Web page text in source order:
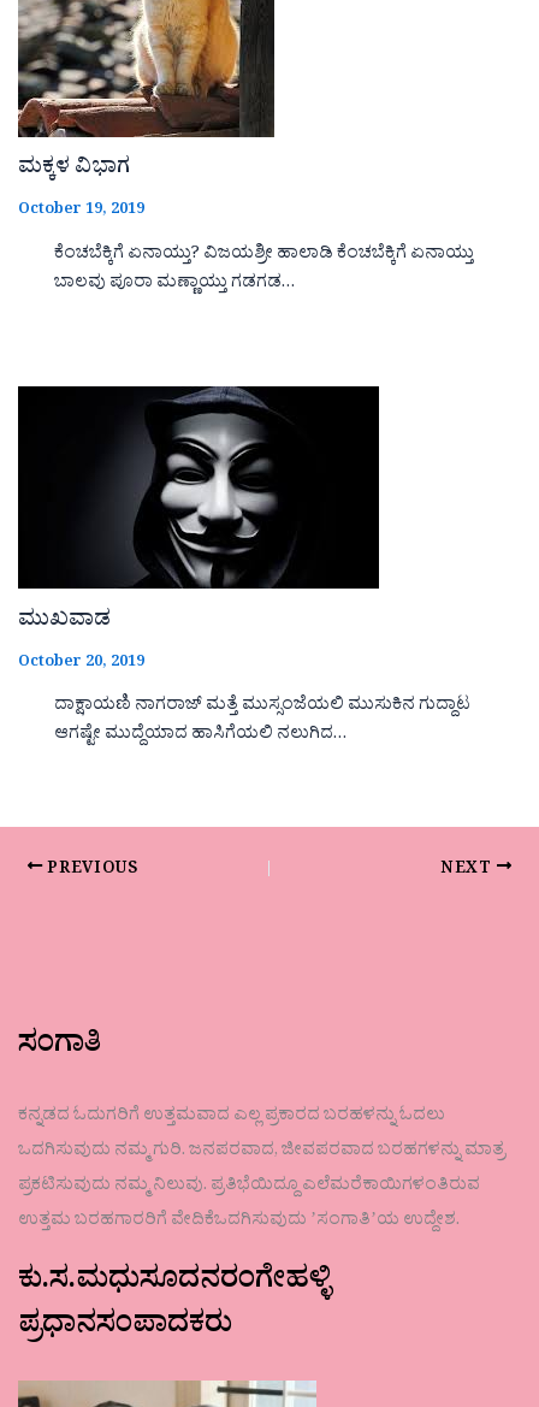
ಮಕ್ಕಳ ವಿಭಾಗ
October 19, 2019
ಕೆಂಚಬೆಕ್ಕಿಗೆ ಏನಾಯ್ತು? ವಿಜಯಶ್ರೀ ಹಾಲಾಡಿ ಕೆಂಚಬೆಕ್ಕಿಗೆ ಏನಾಯ್ತು
ಬಾಲವು ಪೂರಾ ಮಣ್ಣಾಯ್ತು ಗಡಗಡ…
ಮುಖವಾಡ
October 20, 2019
ದಾಕ್ಷಾಯಣಿ ನಾಗರಾಜ್ ಮತ್ತೆ ಮುಸ್ಸಂಜೆಯಲಿ ಮುಸುಕಿನ ಗುದ್ದಾಟ
ಆಗಷ್ಟೇ ಮುದ್ದೆಯಾದ ಹಾಸಿಗೆಯಲಿ ನಲುಗಿದ…
PREVIOUS NEXT
ಸಂಗಾತಿ
ಕನ್ನಡದ ಓದುಗರಿಗೆ ಉತ್ತಮವಾದ ಎಲ್ಲ ಪ್ರಕಾರದ ಬರಹಳನ್ನು ಓದಲು
ಒದಗಿಸುವುದು ನಮ್ಮ ಗುರಿ. ಜನಪರವಾದ, ಜೀವಪರವಾದ ಬರಹಗಳನ್ನು ಮಾತ್ರ
ಪ್ರಕಟಿಸುವುದು ನಮ್ಮ ನಿಲುವು. ಪ್ರತಿಭೆಯಿದ್ದೂ ಎಲೆಮರೆಕಾಯಿಗಳಂತಿರುವ
ಉತ್ತಮ ಬರಹಗಾರರಿಗೆ ವೇದಿಕೆಒದಗಿಸುವುದು ʼಸಂಗಾತಿʼಯ ಉದ್ದೇಶ.
ಕು.ಸ.ಮಧುಸೂದನರಂಗೇಹಳ್ಳಿ
ಪ್ರಧಾನಸಂಪಾದಕರು